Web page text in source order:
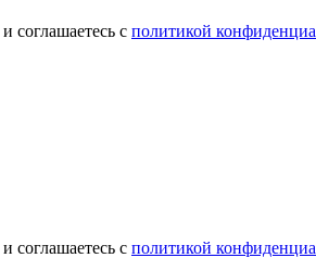
и соглашаетесь с политикой
и соглашаетесь с политикой